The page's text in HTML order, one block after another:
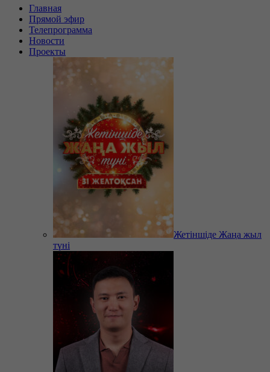
Главная
Прямой эфир
Телепрограмма
Новости
Проекты
Жетіншіде Жаңа жыл
түні